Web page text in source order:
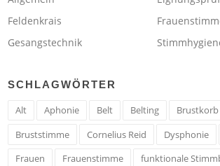
Feldenkrais
Gesangstechnik
SCHLAGWÖRTER
Alt Aphonie Belt Belting Brustkorb
Bruststimme
Cornelius Reid Dysphonie
Frauen
Frauenstimme
funktionale